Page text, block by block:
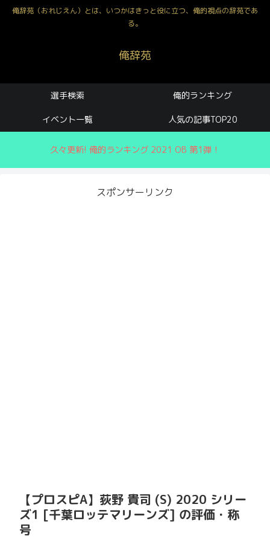
俺辞苑（おれじえん）とは、いつかはきっと役に立つ、俺的視点の辞苑であ
る。
俺辞苑
選手検索 俺的ランキング
イベント一覧 人気の記事TOP20
久々更新! 俺的ランキング 2021 OB 第1弾！
スポンサーリンク
【プロスピA】荻野 貴司 (S) 2020 シリー
ズ1 [千葉ロッテマリーンズ] の評価・称
号